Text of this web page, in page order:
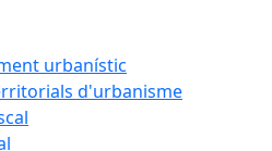
urbanístic
d'urbanisme